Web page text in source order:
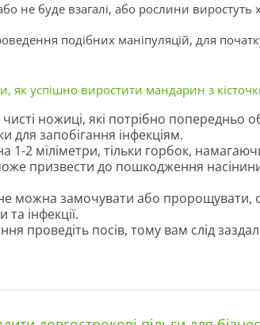
не буде взагалі, або рослини
подібних маніпуляцій, для
як успішно виростити мандарин з
чисті ножиці, які потрібно
для запобігання інфекціям.
1-2 міліметри, тільки горбок,
призвести до пошкодження
можна замочувати або пророщувати,
інфекції.
проведіть посів, тому вам слід